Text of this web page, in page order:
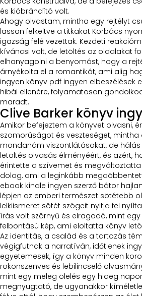
és kiábrándító volt.
Ahogy olvastam, mintha egy rejtélyt
lassan felkeltve a titkakat Korbács
igazság felé vezettak. Kezdeti
kíváncsi volt, de letöltés az oldalakat
elhanyagolni a benyomást, hogy a
árnyékolta el a romantikát, ami alig
ingyen könyv pdf ingyen elbeszélések
hibái ellenére, folyamatosan
maradt.
Clive Barker könyv
Amikor befejeztem a könyvet olvasni,
szomorúságot és veszteséget,
mondanám viszontlátásokat, de
letöltés olvasás élményéért, és azért,
érintette a szívemet és megváltoztatta
dolog, ami a leginkább
ebook kindle ingyen szerző bátor
lépjen az emberi természet sötétebb
lelkiismeret sötét szögeit nyitja fel
írás volt szörnyű és elragadó, mint
felbontású kép, ami eloltatta könyv
Az identitás, a család és a tartozás
végigfutnak a narratíván, időtlenek
egyetemesek, így a könyv minden
rokonszenves és lebilincselő
mint egy meleg ölelés egy hideg
megnyugtató, de ugyanakkor